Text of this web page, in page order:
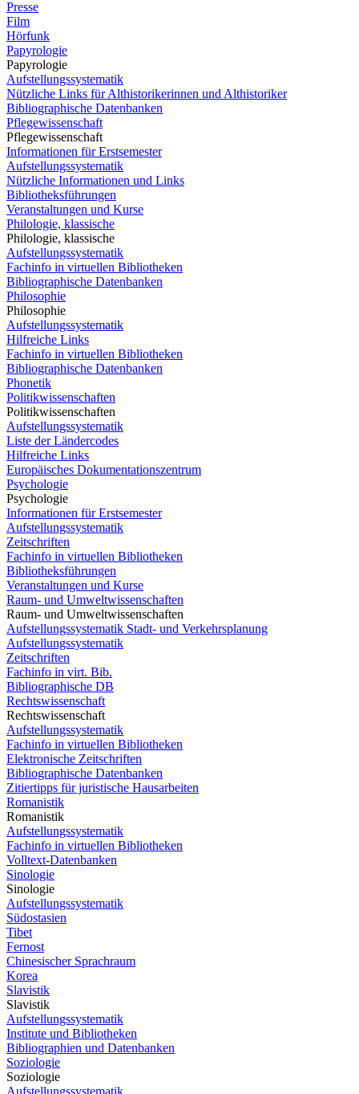
Presse
Film
Hörfunk
Papyrologie
Papyrologie
Aufstellungssystematik
Nützliche Links für Althistorikerinnen und Althistoriker
Bibliographische Datenbanken
Pflegewissenschaft
Pflegewissenschaft
Informationen für Erstsemester
Aufstellungssystematik
Nützliche Informationen und Links
Bibliotheksführungen
Veranstaltungen und Kurse
Philologie, klassische
Philologie, klassische
Aufstellungssystematik
Fachinfo in virtuellen Bibliotheken
Bibliographische Datenbanken
Philosophie
Philosophie
Aufstellungssystematik
Hilfreiche Links
Fachinfo in virtuellen Bibliotheken
Bibliographische Datenbanken
Phonetik
Politikwissenschaften
Politikwissenschaften
Aufstellungssystematik
Liste der Ländercodes
Hilfreiche Links
Europäisches Dokumentationszentrum
Psychologie
Psychologie
Informationen für Erstsemester
Aufstellungssystematik
Zeitschriften
Fachinfo in virtuellen Bibliotheken
Bibliotheksführungen
Veranstaltungen und Kurse
Raum- und Umweltwissenschaften
Raum- und Umweltwissenschaften
Aufstellungssystematik Stadt- und Verkehrsplanung
Aufstellungssystematik
Zeitschriften
Fachinfo in virt. Bib.
Bibliographische DB
Rechtswissenschaft
Rechtswissenschaft
Aufstellungssystematik
Fachinfo in virtuellen Bibliotheken
Elektronische Zeitschriften
Bibliographische Datenbanken
Zitiertipps für juristische Hausarbeiten
Romanistik
Romanistik
Aufstellungssystematik
Fachinfo in virtuellen Bibliotheken
Volltext-Datenbanken
Sinologie
Sinologie
Aufstellungssystematik
Südostasien
Tibet
Fernost
Chinesischer Sprachraum
Korea
Slavistik
Slavistik
Aufstellungssystematik
Institute und Bibliotheken
Bibliographien und Datenbanken
Soziologie
Soziologie
Aufstellungssystematik